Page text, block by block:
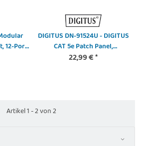
12-Port
Rack
DIGITUS DN-91524U - DIGITUS
CAT 5e Patch Panel,
ungeschirmt, 24-Port RJ45,
22,99 €*
Artikel 1 - 2 von 2